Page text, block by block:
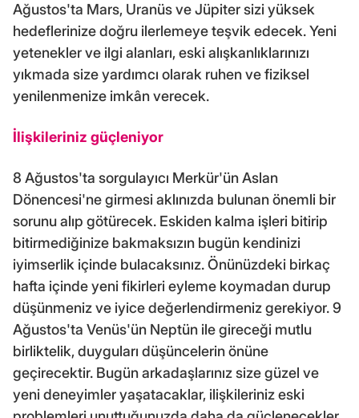
Ağustos'ta Mars, Uranüs ve Jüpiter sizi yüksek
hedeflerinize doğru ilerlemeye teşvik edecek. Yeni
yetenekler ve ilgi alanları, eski alışkanlıklarınızı
yıkmada size yardımcı olarak ruhen ve fiziksel
yenilenmenize imkân verecek.
İlişkileriniz güçleniyor
8 Ağustos'ta sorgulayıcı Merkür'ün Aslan
Dönencesi'ne girmesi aklınızda bulunan önemli bir
sorunu alıp götürecek. Eskiden kalma işleri bitirip
bitirmediğinize bakmaksızın bugün kendinizi
iyimserlik içinde bulacaksınız. Önünüzdeki birkaç
hafta içinde yeni fikirleri eyleme koymadan durup
düşünmeniz ve iyice değerlendirmeniz gerekiyor. 9
Ağustos'ta Venüs'ün Neptün ile gireceği mutlu
birliktelik, duyguları düşüncelerin önüne
geçirecektir. Bugün arkadaşlarınız size güzel ve
yeni deneyimler yaşatacaklar, ilişkileriniz eski